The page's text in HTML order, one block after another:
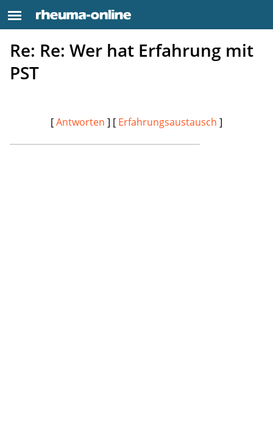
Re: Re: Wer hat Erfahrung mit
PST
[Antworten ] [ Erfahrungsaustausch ]